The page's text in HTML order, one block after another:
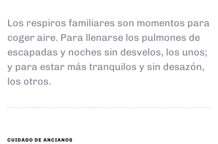
Los respiros familiares son momentos para
coger aire. Para llenarse los pulmones de
escapadas y noches sin desvelos, los unos;
y para estar más tranquilos y sin desazón,
los otros.
TAGS
CUIDADO DE ANCIANOS